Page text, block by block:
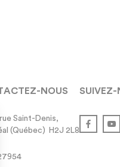
NOUS
Saint-Denis,
(Québec)  H2J 2L8
SUIVEZ-